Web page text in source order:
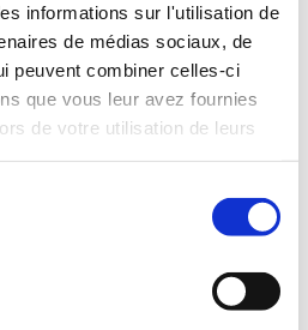
informations sur l'utilisation de
de médias sociaux, de
peuvent combiner celles-ci
que vous leur avez fournies
de votre utilisation de leurs
(hors franchise)
plein
LOCATION